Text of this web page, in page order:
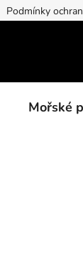
Podmínky
Mořské